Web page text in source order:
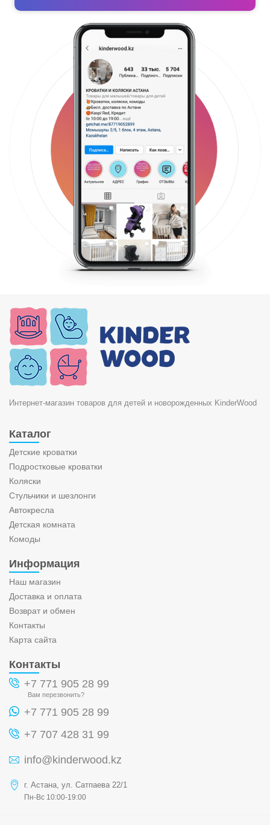
Интернет-магазин товаров для детей и новорожденных KinderWood
Каталог
Детские кроватки
Подростковые кроватки
Коляски
Стульчики и шезлонги
Автокресла
Детская комната
Комоды
Информация
Наш магазин
Доставка и оплата
Возврат и обмен
Контакты
Карта сайта
Контакты
+7 771 905 28 99
Вам перезвонить?
+7 771 905 28 99
+7 707 428 31 99
info@kinderwood.kz
г. Астана, ул. Сатпаева 22/1
Пн-Вс 10:00-19:00